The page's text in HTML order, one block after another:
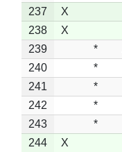
237
X
238
X
239
*
240
*
241
*
242
*
243
*
244
X